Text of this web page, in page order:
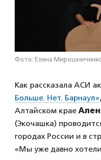
Фото: Елена
Как рассказала АСИ
Больше. Нет. Барнаул»
Алтайском крае
(Экочашка)
городах России и в
«Мы уже давно хотели